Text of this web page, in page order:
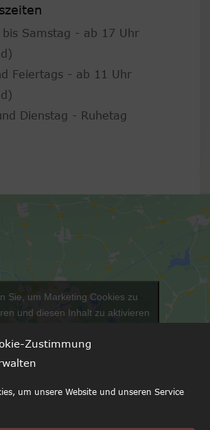
Zustimmung
um unsere Website und unseren Service
bis Samstag - ab 17 Uhr
Feiertags - ab 11 Uhr
Dienstag - Ruhetag
Sie, um Marketing Cookies zu
und diesen Inhalt zu aktivieren